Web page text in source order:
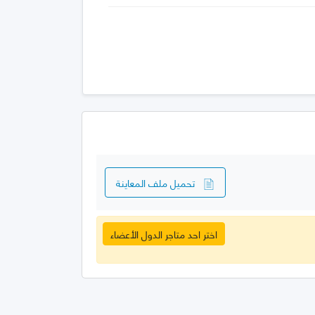
تحميل ملف المعاينة
اختر احد متاجر الدول الأعضاء